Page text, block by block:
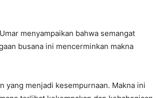
menyampaikan bahwa semangat
busana ini mencerminkan makna
yang menjadi kesempurnaan. Makna ini